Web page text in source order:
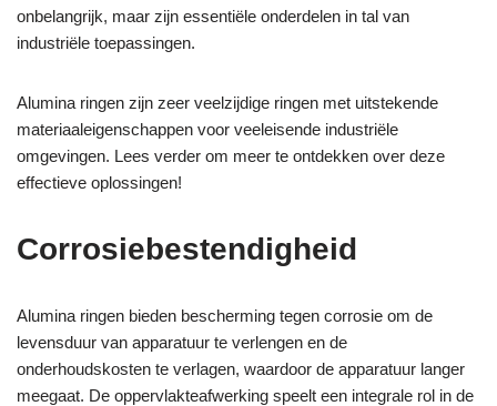
onbelangrijk, maar zijn essentiële onderdelen in tal van
industriële toepassingen.
Alumina ringen zijn zeer veelzijdige ringen met uitstekende
materiaaleigenschappen voor veeleisende industriële
omgevingen. Lees verder om meer te ontdekken over deze
effectieve oplossingen!
Corrosiebestendigheid
Alumina ringen bieden bescherming tegen corrosie om de
levensduur van apparatuur te verlengen en de
onderhoudskosten te verlagen, waardoor de apparatuur langer
meegaat. De oppervlakteafwerking speelt een integrale rol in de